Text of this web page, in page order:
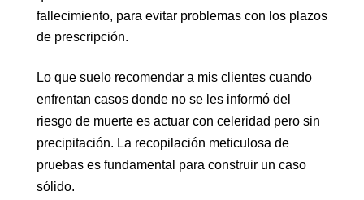
fallecimiento, para evitar problemas con los plazos
de prescripción.
Lo que suelo recomendar a mis clientes cuando
enfrentan casos donde no se les informó del
riesgo de muerte es actuar con celeridad pero sin
precipitación. La recopilación meticulosa de
pruebas es fundamental para construir un caso
sólido.